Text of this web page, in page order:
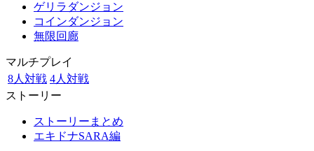
ゲリラダンジョン
コインダンジョン
無限回廊
マルチプレイ
8人対戦 4人対戦
ストーリー
ストーリーまとめ
エキドナSARA編